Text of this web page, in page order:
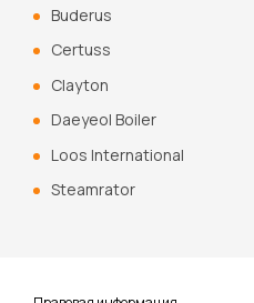
Buderus
Certuss
Clayton
Daeyeol Boiler
Loos International
Steamrator